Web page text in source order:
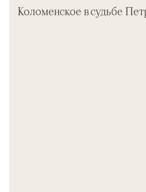
Коломенское в судьбе